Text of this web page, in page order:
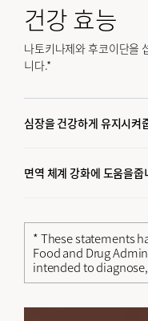
건강 효능
나토키나제와 후코이단을
니다.*
심장을 건강하게 유지시켜
면역 체계 강화에 도움을줍
* These statements
Food and Drug
intended to